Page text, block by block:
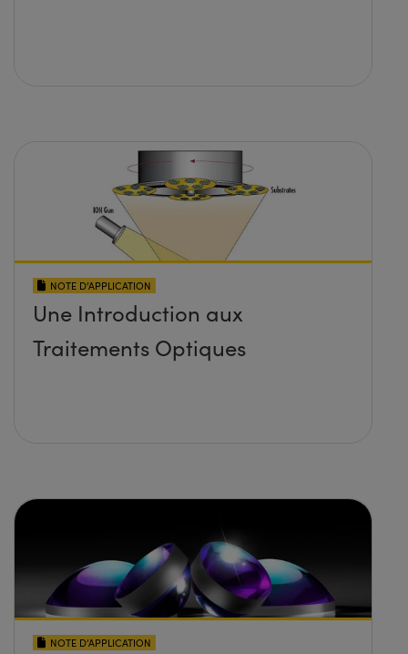
NOTE D’APPLICATION
Une Introduction aux
Traitements Optiques
NOTE D’APPLICATION